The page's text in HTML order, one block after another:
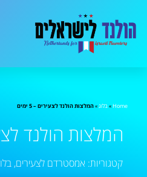
Home
»בלוג»המלצות הולנד לצעירים – 5 ימים
המלצות הולנד
קטגוריות: אמסטרדם לצעירים,